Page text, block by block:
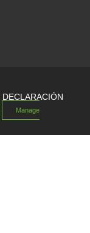
DECLARACIÓN
Manage